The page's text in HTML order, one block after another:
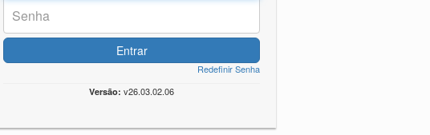
Entrar
Redefinir Senha
Versão: v26.03.02.06